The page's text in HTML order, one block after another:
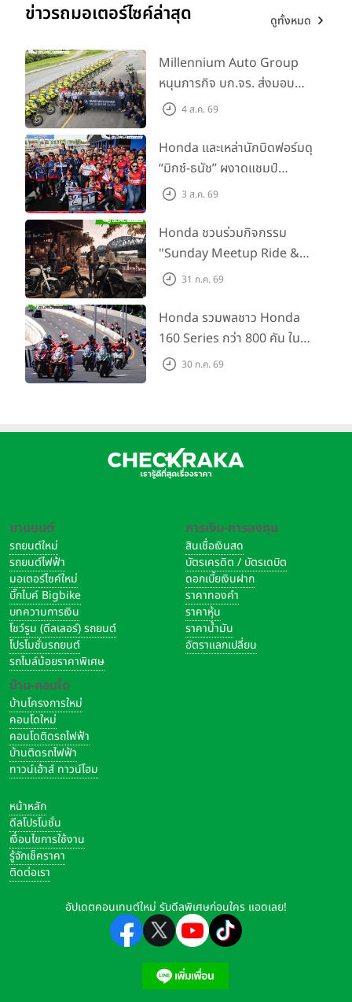
ข่าวรถมอเตอร์ไซค์ล่าสุด ดูทั้งหมด
Millennium Auto Group
หนุนภารกิจ บก.จร. ส่งมอบ
BMW R 1300 GS และ F 900
พร้อม ยกระดับทักษะการขับขี่
เสริมศักยภาพตำรวจจราจร
4 ส.ค. 69
Honda และเหล่านักบิดฟอร์มดุ
“มิกซ์-ธนัช” ผงาดแชมป์
SS600 2 สนามติด “ข้าวกล้อง”
สนาม 2
3 ส.ค. 69
Honda ชวนร่วมกิจกรรม
"Sunday Meetup Ride &
Soul" จิบกาแฟ พูดคุย แลก
กัน 16 ส.ค. นี้
31 ก.ค. 69
Honda รวมพลชาว Honda
160 Series กว่า 800 คัน ใน
งาน “THE ONE-SIXTI-ER ตัว
30 ก.ค. 69
ยานยนต์
รถยนต์ใหม่
รถยนต์ไฟฟ้า
มอเตอร์ไซค์ใหม่
บิ๊กไบค์ Bigbike
บทความการเงิน
โชว์รูม (ดีลเลอร์) รถยนต์
โปรโมชั่นรถยนต์
รถไมล์น้อยราคาพิเศษ
บ้าน-คอนโด
บ้านโครงการใหม่
คอนโดใหม่
คอนโดติดรถไฟฟ้า
บ้านติดรถไฟฟ้า
ทาวน์เฮ้าส์ ทาวน์โฮม
การเงิน-การลงทุน
สินเชื่อเงินสด
บัตรเครดิต / บัตรเดบิต
ดอกเบี้ยเงินฝาก
ราคาทองคำ
ราคาหุ้น
ราคาน้ำมัน
อัตราแลกเปลี่ยน
หน้าหลัก
ดีลโปรโมชั่น
เงื่อนไขการใช้งาน
รู้จักเช็คราคา
ติดต่อเรา
อัปเดตคอนเทนต์ใหม่ รับดีลพิเศษก่อนใคร แอดเลย!